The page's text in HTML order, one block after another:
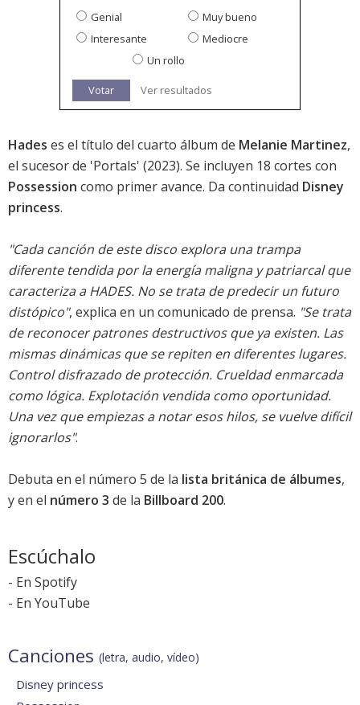
Genial
Muy bueno
Interesante
Mediocre
Un rollo
Votar Ver resultados
Hades es el título del cuarto álbum de Melanie Martinez,
el sucesor de 'Portals' (2023). Se incluyen 18 cortes con
Possession como primer avance. Da continuidad Disney
princess.
"Cada canción de este disco explora una trampa
diferente tendida por la energía maligna y patriarcal que
caracteriza a HADES. No se trata de predecir un futuro
distópico", explica en un comunicado de prensa. "Se trata
de reconocer patrones destructivos que ya existen. Las
mismas dinámicas que se repiten en diferentes lugares.
Control disfrazado de protección. Crueldad enmarcada
como lógica. Explotación vendida como oportunidad.
Una vez que empiezas a notar esos hilos, se vuelve difícil
ignorarlos".
Debuta en el número 5 de la lista británica de álbumes,
y en el número 3 de la Billboard 200.
Escúchalo
- En Spotify
- En YouTube
Canciones (letra, audio, vídeo)
Disney princess